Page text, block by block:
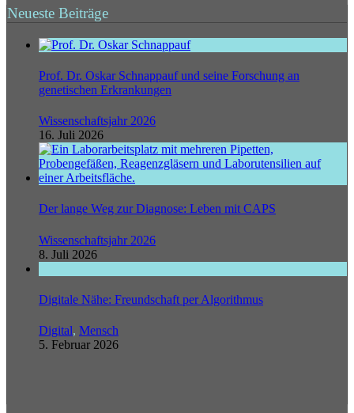
Neueste Beiträge
Prof. Dr. Oskar Schnappauf und seine Forschung an
genetischen Erkrankungen
Wissenschaftsjahr 2026
16. Juli 2026
Der lange Weg zur Diagnose: Leben mit CAPS
Wissenschaftsjahr 2026
8. Juli 2026
Digitale Nähe: Freundschaft per Algorithmus
Digital, Mensch
5. Februar 2026